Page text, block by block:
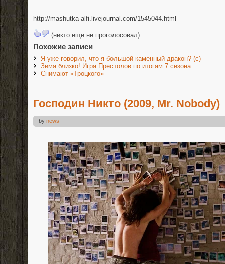
http://mashutka-alfi.livejournal.com/1545044.html
(никто еще не проголосовал)
Похожие записи
Я уже говорил, что я большой каменный дракон? (с)
Зима близко! Игра Престолов по итогам 7 сезона
Снимают «Троцкого»
Господин Никто (2009, Mr. Nobody)
by news